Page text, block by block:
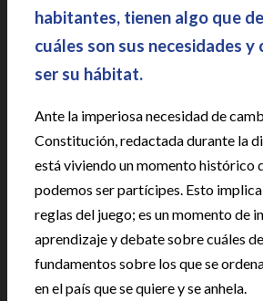
habitantes, tienen algo que
cuáles son sus necesidades y
ser su hábitat.
Ante la imperiosa necesidad de
Constitución, redactada durante la
está viviendo un momento histórico
podemos ser partícipes. Esto
reglas del juego; es un momento de
aprendizaje y debate sobre cuáles
fundamentos sobre los que se
en el país que se quiere y se anhela.